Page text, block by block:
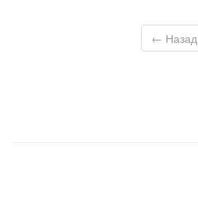
← Назад